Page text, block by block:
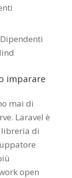
imparare
mai di
Laravel è
libreria di
open